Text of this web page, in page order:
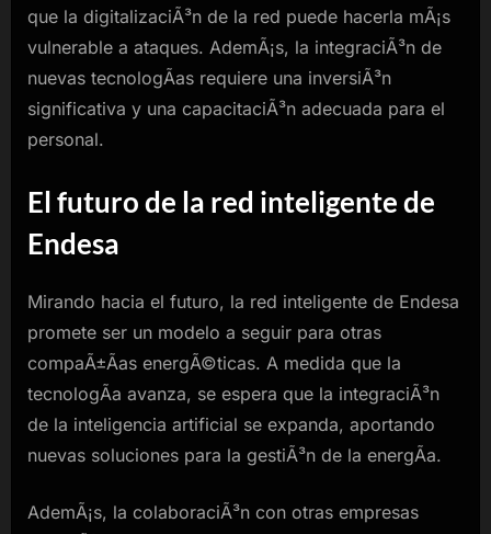
que la digitalizaciÃ³n de la red puede hacerla mÃ¡s
vulnerable a ataques. AdemÃ¡s, la integraciÃ³n de
nuevas tecnologÃ­as requiere una inversiÃ³n
significativa y una capacitaciÃ³n adecuada para el
personal.
El futuro de la red inteligente de
Endesa
Mirando hacia el futuro, la red inteligente de Endesa
promete ser un modelo a seguir para otras
compaÃ±Ã­as energÃ©ticas. A medida que la
tecnologÃ­a avanza, se espera que la integraciÃ³n
de la inteligencia artificial se expanda, aportando
nuevas soluciones para la gestiÃ³n de la energÃ­a.
AdemÃ¡s, la colaboraciÃ³n con otras empresas